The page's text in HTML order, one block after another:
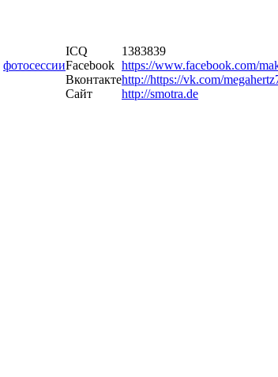
фотосессии
ICQ
1383839
Facebook https://www.facebook.com/
Вконтактеhttp://https://vk.com/
Сайт
http://smotra.de